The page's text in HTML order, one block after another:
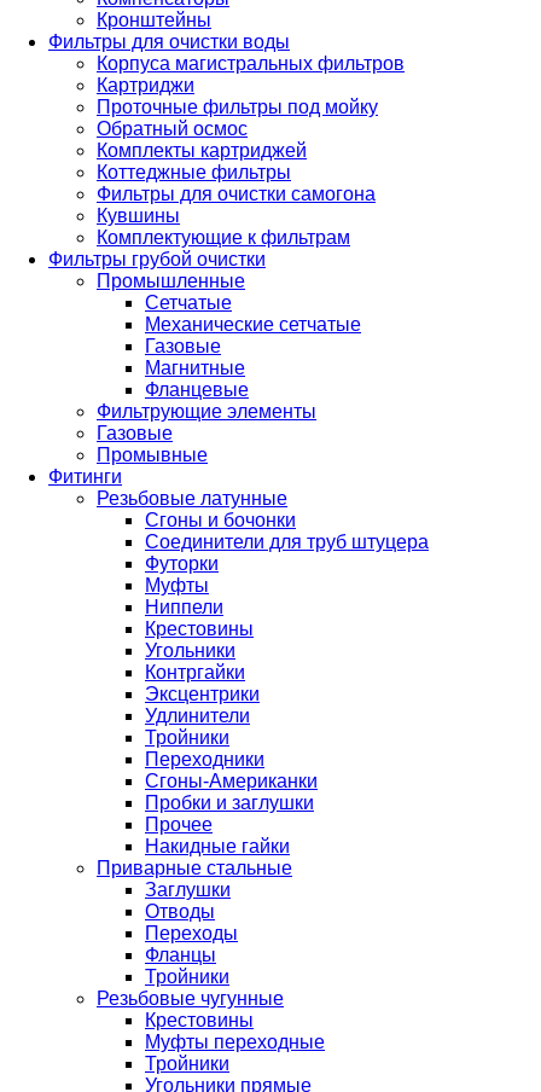
Кронштейны
Фильтры для очистки воды
Корпуса магистральных фильтров
Картриджи
Проточные фильтры под мойку
Обратный осмос
Комплекты картриджей
Коттеджные фильтры
Фильтры для очистки самогона
Кувшины
Комплектующие к фильтрам
Фильтры грубой очистки
Промышленные
Сетчатые
Механические сетчатые
Газовые
Магнитные
Фланцевые
Фильтрующие элементы
Газовые
Промывные
Фитинги
Резьбовые латунные
Сгоны и бочонки
Соединители для труб штуцера
Футорки
Муфты
Ниппели
Крестовины
Угольники
Контргайки
Эксцентрики
Удлинители
Тройники
Переходники
Сгоны-Американки
Пробки и заглушки
Прочее
Накидные гайки
Приварные стальные
Заглушки
Отводы
Переходы
Фланцы
Тройники
Резьбовые чугунные
Крестовины
Муфты переходные
Тройники
Угольники прямые